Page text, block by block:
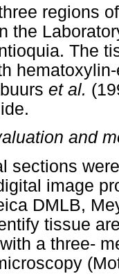
regions
the
The
et al.
and
sections
image
DMLB,
tissue
a three-